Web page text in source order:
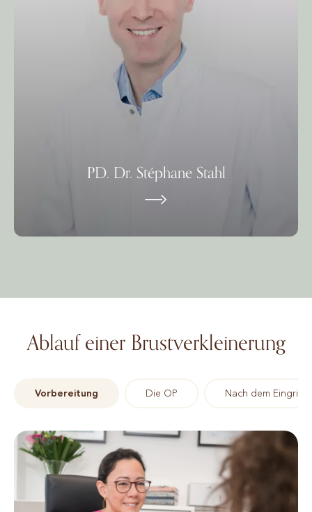
PD. Dr. Stéphane Stahl
Ablauf einer Brustverkleinerung
Vorbereitung Die OP Nach dem Eingriff